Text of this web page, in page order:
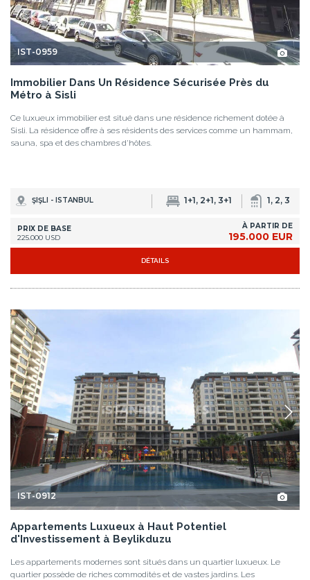
IST-0959
Immobilier Dans Un Résidence Sécurisée Près du
Métro à Sisli
Ce luxueux immobilier est situé dans une résidence richement dotée à
Sisli. La résidence offre à ses résidents des services comme un hammam,
sauna, spa et des chambres d'hôtes.
ŞIŞLI - ISTANBUL 1+1, 2+1, 3+1 1, 2, 3
PRIX DE BASE
225.000 USD
À PARTIR DE
195.000 EUR
DÉTAILS
IST-0912
Appartements Luxueux à Haut Potentiel
d'Investissement à Beylikduzu
Les appartements modernes sont situés dans un quartier luxueux. Le
quartier possède de riches commodités et de vastes jardins. Les